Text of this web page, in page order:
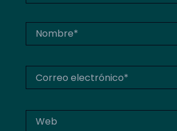
Nombre*
electrónico*